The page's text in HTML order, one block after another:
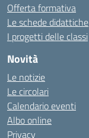
Offerta formativa
Le schede didattiche
I progetti delle classi
Novità
Le notizie
Le circolari
Calendario eventi
Albo online
Privacy